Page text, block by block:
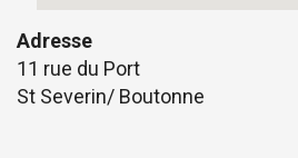
Adresse
11 rue du Port
St Severin/ Boutonne